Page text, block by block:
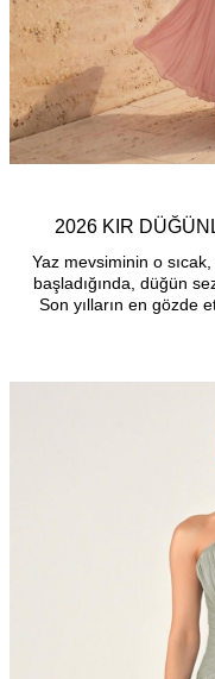
2026 KIR
Yaz mevsiminin o
başladığında, düğün
Son yılların en gözde
konseptli
çok keyifli hem de
sağlayıp hem de